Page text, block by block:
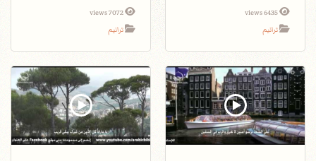
6435 views
ترانيم
7072 views
ترانيم